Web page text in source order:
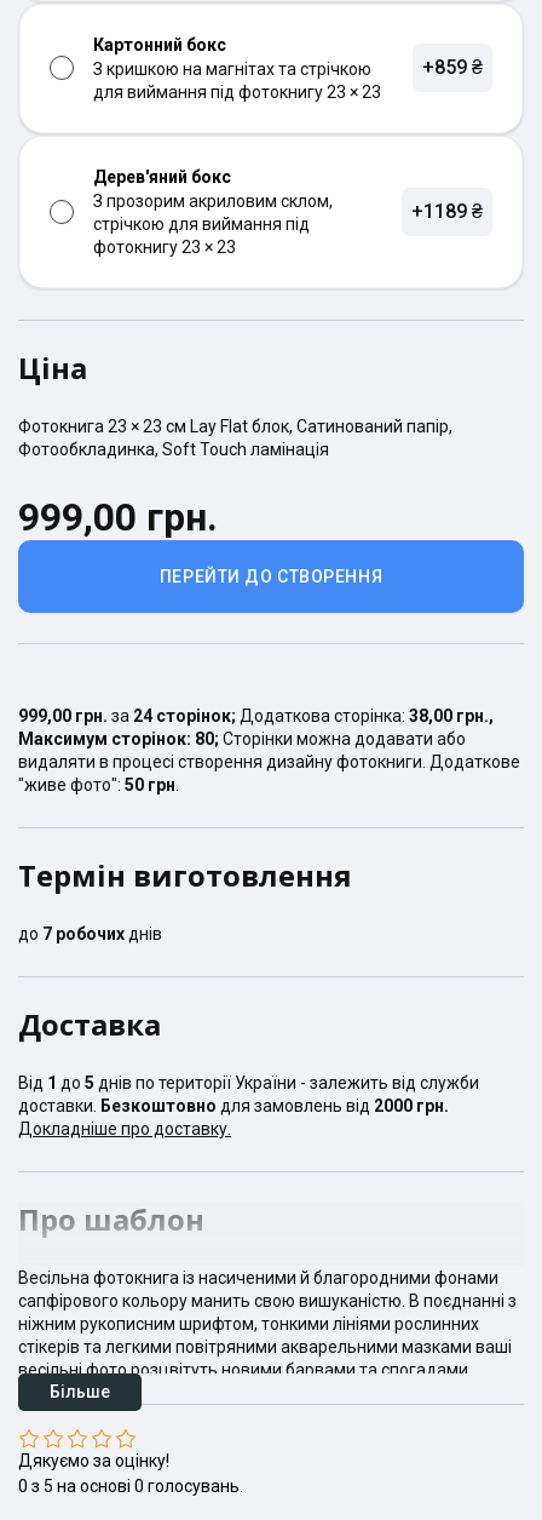
Картонний бокс
З кришкою на магнітах та стрічкою
для виймання під фотокнигу 23 × 23
+859 ₴
Дерев'яний бокс
З прозорим акриловим склом,
стрічкою для виймання під
фотокнигу 23 × 23
+1189 ₴
Ціна
Фотокнига 23 × 23 см Lay Flatблок, Сатинований папір,
Фотообкладинка, Soft Touch ламінація
ПЕРЕЙТИ ДО СТВОРЕННЯ
999,00 грн.
999,00 грн. за 24 сторінок; Додаткова сторінка: 38,00 грн.,
Максимум сторінок: 80; Сторінки можна додавати або
видаляти в процесі створення дизайну фотокниги. Додаткове
"живе фото": 50 грн
Термін виготовлення
до 7 робочих днів
Доставка
Від 1 до 5 днів по території України - залежить від служби
доставки.
Безкоштовно для замовлень від 2000 грн.
Докладніше про доставку.
Про шаблон
Весільна фотокнига із насиченими й благородними фонами
сапфірового кольору манить свою вишуканістю. В поєднанні з
ніжним рукописним шрифтом, тонкими лініями рослинних
стікерів та легкими повітряними акварельними мазками ваші
весільні фото розцвітуть новими барвами та спогадами.
Більше
Дякуємо за оцінку!
0 з 5 на основі 0 голосувань.